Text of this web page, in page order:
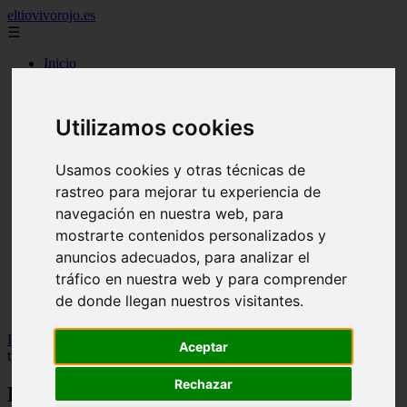
Utilizamos cookies
Usamos cookies y otras técnicas de
rastreo para mejorar tu experiencia de
navegación en nuestra web, para
mostrarte contenidos personalizados y
anuncios adecuados, para analizar el
tráfico en nuestra web y para comprender
de donde llegan nuestros visitantes.
Aceptar
Rechazar
eltiovivorojo.es
☰
Inicio
argentina
comidas
espana
huevos
mariscos
postres
producto
reposteria
venezuela
verduras
Inicio
Los huevos escalfados saldrán ''perfectos'' con el
truco de cocina de un minuto de una mujer
Los huevos escalfados saldrán